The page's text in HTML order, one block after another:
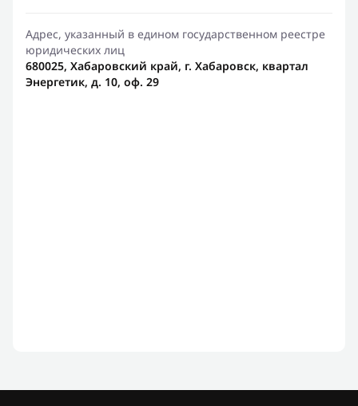
Адрес, указанный в едином государственном реестре
юридических лиц
680025, Хабаровский край, г. Хабаровск, квартал
Энергетик, д. 10, оф. 29